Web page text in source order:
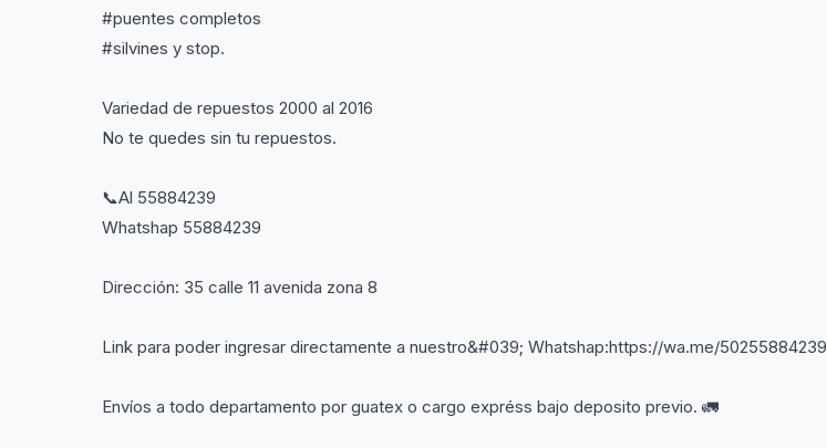
#puentes completos
#silvines y stop.
Variedad de repuestos 2000 al 2016
No te quedes sin tu repuestos.
📞Al 55884239
Whatshap 55884239
Dirección: 35 calle 11 avenida zona 8
Link para poder ingresar directamente a nuestro&#039; Whatshap:https://wa.me/50255884239
Envíos a todo departamento por guatex o cargo expréss bajo deposito previo. 🚛